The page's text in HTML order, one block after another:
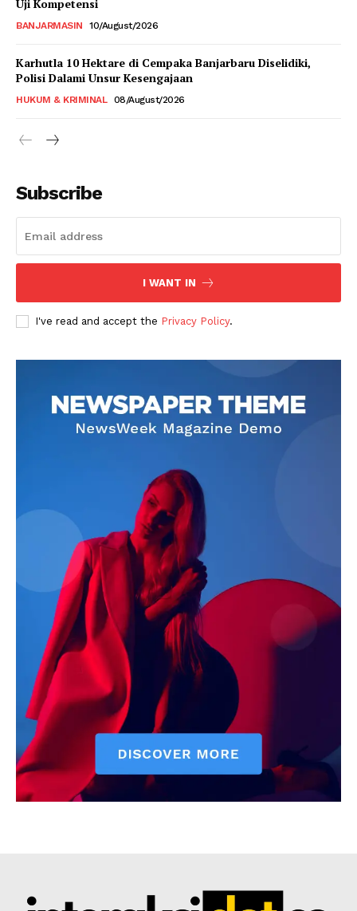
Uji Kompetensi
BANJARMASIN 10/August/2026
Karhutla 10 Hektare di Cempaka Banjarbaru Diselidiki,
Polisi Dalami Unsur Kesengajaan
HUKUM & KRIMINAL 08/August/2026
Subscribe
I WANT IN
I've read and accept the Privacy Policy.